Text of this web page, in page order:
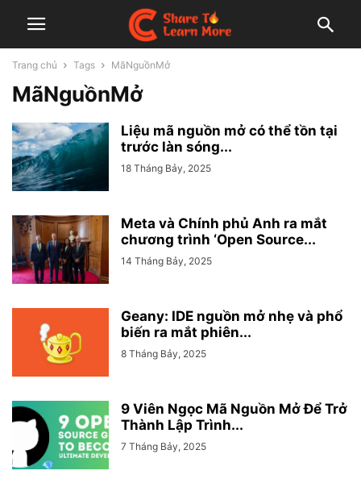
Trang chủ Tags MãNguồnMở
MãNguồnMở
Liệu mã nguồn mở có thể tồn tại
trước làn sóng...
18 Tháng Bảy, 2025
Meta và Chính phủ Anh ra mắt
chương trình ‘Open Source...
14 Tháng Bảy, 2025
Geany: IDE nguồn mở nhẹ và phổ
biến ra mắt phiên...
8 Tháng Bảy, 2025
9 Viên Ngọc Mã Nguồn Mở Để Trở
Thành Lập Trình...
7 Tháng Bảy, 2025